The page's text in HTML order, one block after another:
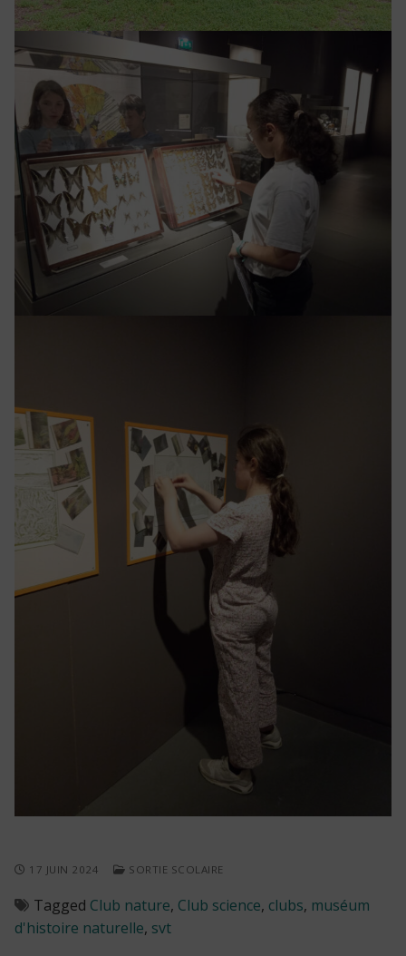
17 JUIN 2024 SORTIE SCOLAIRE
Tagged Club nature, Club science, clubs, muséum
d'histoire naturelle, svt